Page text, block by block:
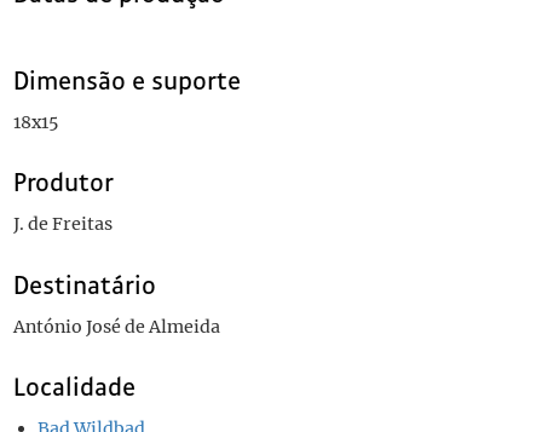
Dimensão e suporte
18x15
Produtor
J. de Freitas
Destinatário
António José de Almeida
Localidade